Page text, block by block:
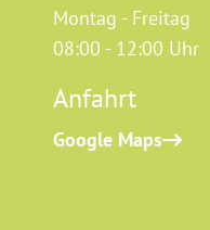
Montag - Freitag
08:00 - 12:00 Uhr
Anfahrt
Google Maps